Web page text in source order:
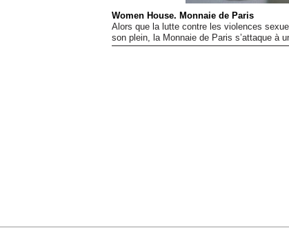
Women House. Monnaie de Paris
Alors que la lutte contre les violences
son plein, la Monnaie de Paris s’attaque à